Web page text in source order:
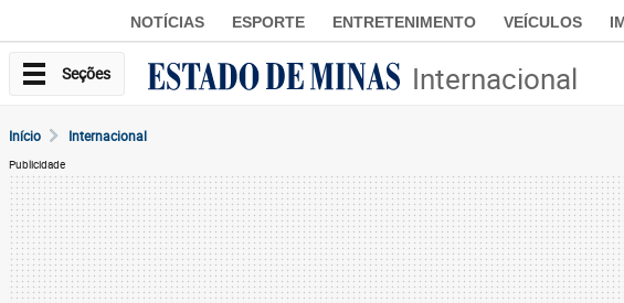
NOTÍCIAS ESPORTE ENTRETENIMENTO VEÍCULOS
Seções Internacional
Início Internacional
Publicidade